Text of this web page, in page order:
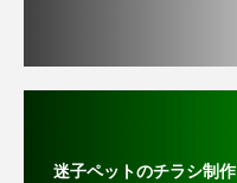
迷子ペットのチラシ制作